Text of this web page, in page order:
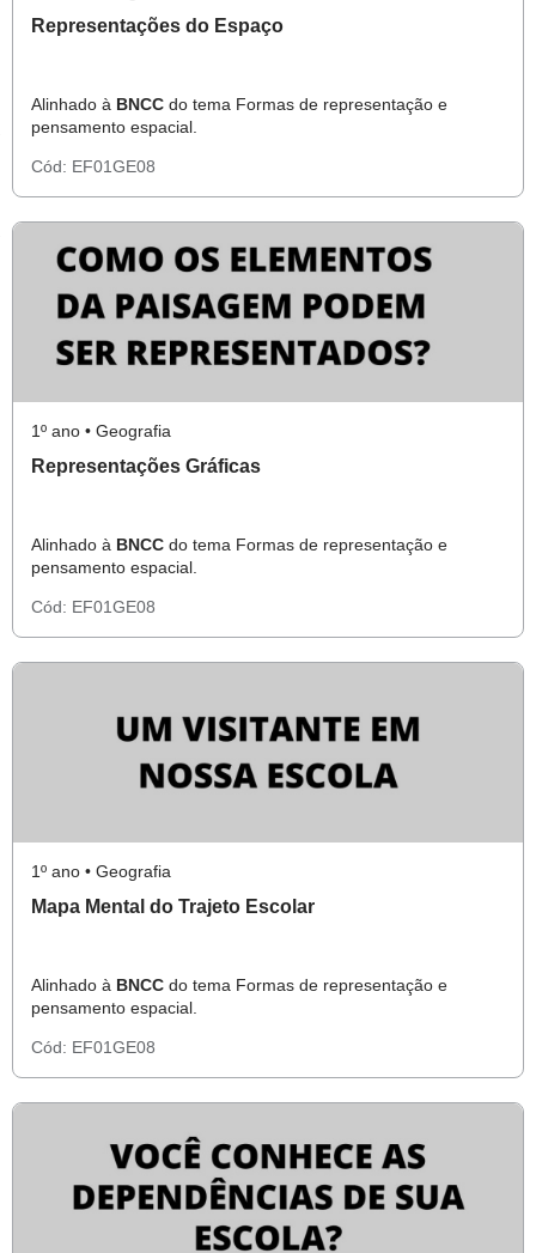
Representações do Espaço
Alinhado à BNCC do tema Formas de representação e
pensamento espacial.
Cód: EF01GE08
1º ano • Geografia
Representações Gráficas
Alinhado à BNCC do tema Formas de representação e
pensamento espacial.
Cód: EF01GE08
1º ano • Geografia
Mapa Mental do Trajeto Escolar
Alinhado à BNCC do tema Formas de representação e
pensamento espacial.
Cód: EF01GE08